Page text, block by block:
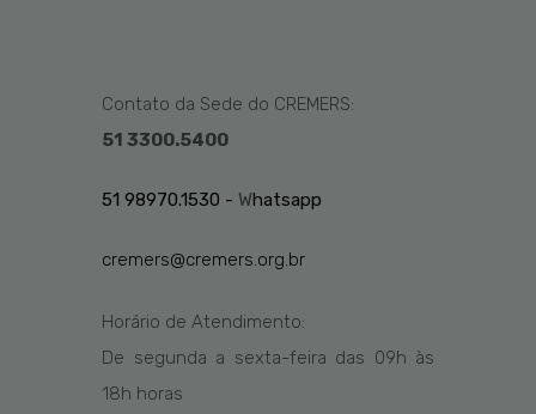
Contato da Sede do CREMERS:
51 3300.5400
51 98970.1530 - Whatsapp
cremers@cremers.org.br
Horário de Atendimento:
De segunda a sexta-feira das 09h às
18h horas